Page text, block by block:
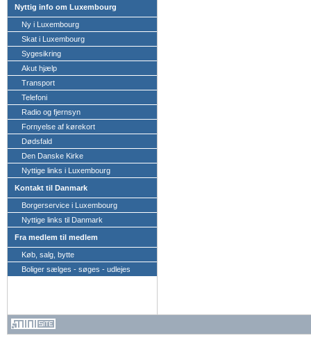
Nyttig info om Luxembourg
Ny i Luxembourg
Skat i Luxembourg
Sygesikring
Akut hjælp
Transport
Telefoni
Radio og fjernsyn
Fornyelse af kørekort
Dødsfald
Den Danske Kirke
Nyttige links i Luxembourg
Kontakt til Danmark
Borgerservice i Luxembourg
Nyttige links til Danmark
Fra medlem til medlem
Køb, salg, bytte
Boliger sælges - søges - udlejes